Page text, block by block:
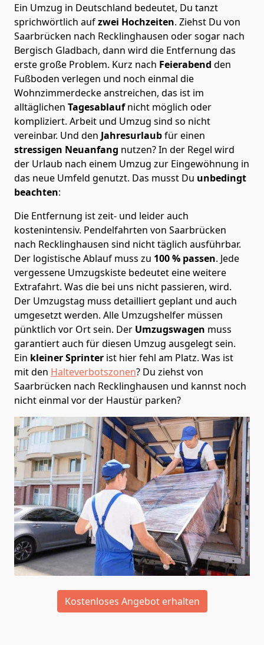
Ein Umzug in Deutschland bedeutet, Du tanzt
sprichwörtlich aufzwei Hochzeiten. Ziehst Du von
Saarbrücken nach Recklinghausen oder sogar nach
Bergisch Gladbach, dann wird die Entfernung das
erste große Problem. Kurz nach Feierabend den
Fußboden verlegen und noch einmal die
Wohnzimmerdecke anstreichen, das ist im
alltäglichen Tagesablaufnicht möglich oder
kompliziert. Arbeit und Umzug sind so nicht
vereinbar. Und den Jahresurlaubfür einen
stressigen Neuanfang nutzen? In der Regel wird
der Urlaub nach einem Umzug zur Eingewöhnung in
das neue Umfeld genutzt. Das musst Du unbedingt
beachten:
Die Entfernung ist zeit- und leider auch
kostenintensiv. Pendelfahrten von Saarbrücken
nach Recklinghausen sind nicht täglich ausführbar.
Der logistische Ablauf muss zu 100 % passen. Jede
vergessene Umzugskiste bedeutet eine weitere
Extrafahrt. Was die bei uns nicht passieren, wird.
Der Umzugstag muss detailliert geplant und auch
umgesetzt werden. Alle Umzugshelfer müssen
pünktlich vor Ort sein. Der Umzugswagen muss
garantiert auch für diesen Umzug ausgelegt sein.
Ein kleiner Sprinter ist hier fehl am Platz. Was ist
mit den Halteverbotszonen? Du ziehst von
Saarbrücken nach Recklinghausen und kannst noch
nicht einmal vor der Haustür parken?
Kostenloses Angebot erhalten